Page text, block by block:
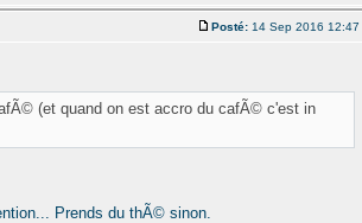
Posté: 14 Sep 2016 12:47
(et quand on est accro du cafÃ© c'est in
Prends du thÃ© sinon.